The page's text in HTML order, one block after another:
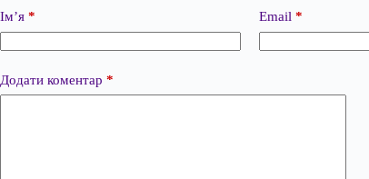
Ім’я * Email *
Додати коментар *